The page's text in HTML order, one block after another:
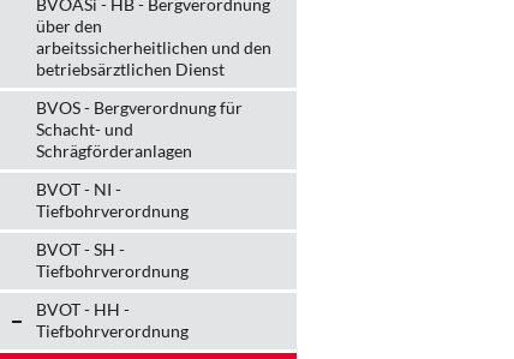
BVOASi - HB - Bergverordnung
über den
arbeitssicherheitlichen und den
betriebsärztlichen Dienst
BVOS - Bergverordnung für
Schacht- und
Schrägförderanlagen
BVOT - NI -
Tiefbohrverordnung
BVOT - SH -
Tiefbohrverordnung
BVOT - HH -
Tiefbohrverordnung